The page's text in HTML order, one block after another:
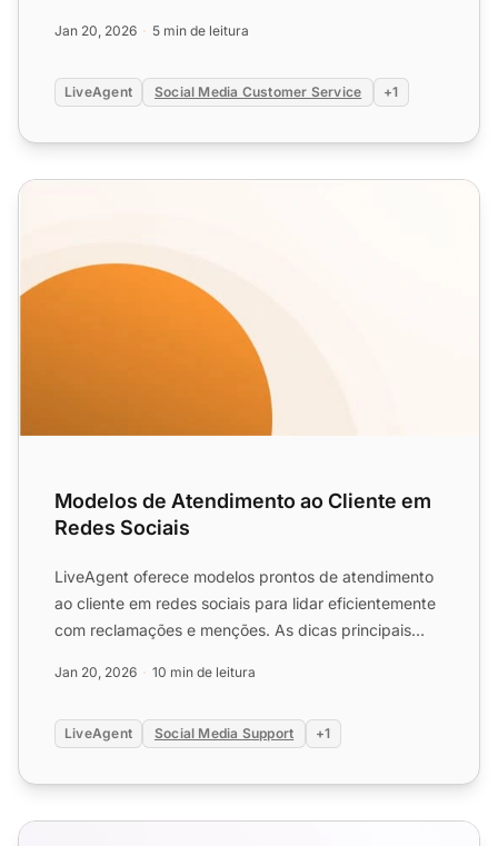
Jan 20, 2026 5 min de leitura
LiveAgent Social Media Customer Service +1
Modelos de Atendimento ao Cliente em Redes Sociais
Modelos de Atendimento ao Cliente em
Redes Sociais
LiveAgent oferece modelos prontos de atendimento
ao cliente em redes sociais para lidar eficientemente
com reclamações e menções. As dicas principais
Jan 20, 2026 10 min de leitura
LiveAgent Social Media Support +1
Recursos de Help Desk de Mídia Social